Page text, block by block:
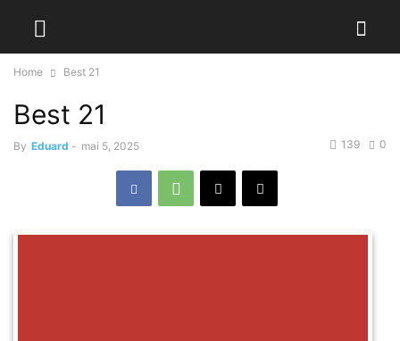
Home Best 21
Best 21
By Eduard - mai 5, 2025 0
139